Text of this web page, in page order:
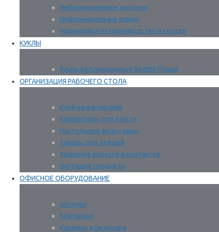
Информационные дисплеи
Информационные рамки
Маркировка на производстве и складе
КУКЛЫ
Куклы коллекционные Birgitte Frigast
ОРГАНИЗАЦИЯ РАБОЧЕГО СТОЛА
Клей канцелярский
Корректоры для текста
Настольные аксессуары
Товары для левшей
Хранение адресов и контактов
Чистящие продукты
ОФИСНОЕ ОБОРУДОВАНИЕ
Аптечки
Кейтеринг
Корзины для мусора